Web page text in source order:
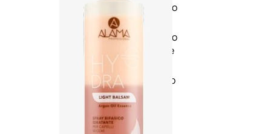
Trattamento
unghie
Trattamento
anticellulite
trattamento
corpo